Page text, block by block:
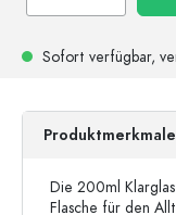
Sofort verfügbar,
Produktmerkmale
Die 200ml
Flasche für den